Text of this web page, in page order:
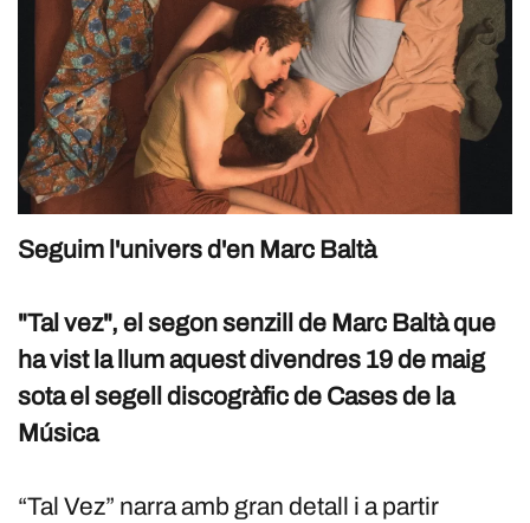
Seguim l'univers d'en Marc Baltà
"Tal vez", el segon senzill de Marc Baltà que
ha vist la llum aquest divendres 19 de maig
sota el segell discogràfic de Cases de la
Música
“Tal Vez” narra amb gran detall i a partir